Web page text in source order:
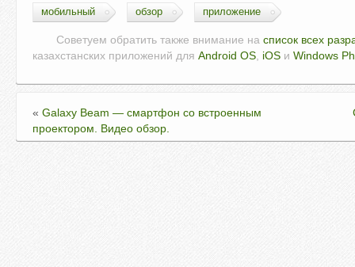
мобильный обзор приложение
Советуем обратить также внимание на список всех
казахстанских приложений для Android OS, iOS и Windows
« Galaxy Beam — смартфон со встроенным
проектором. Видео обзор.